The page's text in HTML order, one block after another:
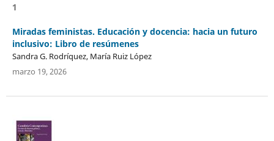
1
Miradas feministas. Educación y docencia: hacia un futuro
inclusivo: Libro de resúmenes
Sandra G. Rodríquez, María Ruiz López
marzo 19, 2026